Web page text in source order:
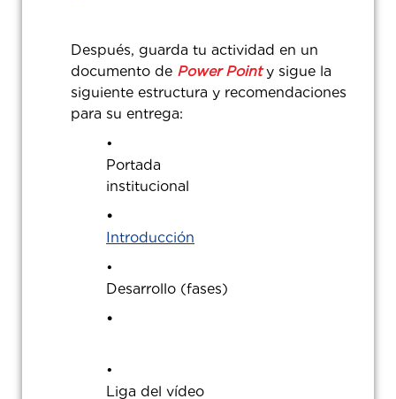
Después, guarda tu actividad en un
documento de Power Pointy sigue la
siguiente estructura y recomendaciones
para su entrega:
Portada
Introducción
Desarrollo (fases)
•
Liga del vídeo